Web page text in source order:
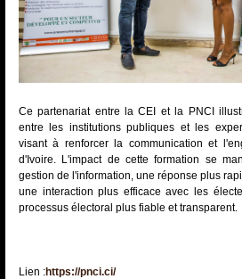
Ce partenariat entre la CEI et la PNCI
entre les institutions publiques et les
visant à renforcer la communication et
d'Ivoire. L'impact de cette formation se
gestion de l'information, une réponse plus
une interaction plus efficace avec les
processus électoral plus fiable et transparent.
Lien :https://pnci.ci/